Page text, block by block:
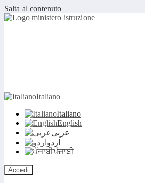
Salta al contenuto
Italiano
Italiano
English
عربى
اردو
ਪੰਜਾਬੀ
Accedi